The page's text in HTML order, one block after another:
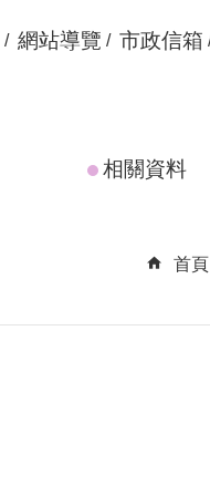
網站導覽 市政信箱
相關資料
首頁